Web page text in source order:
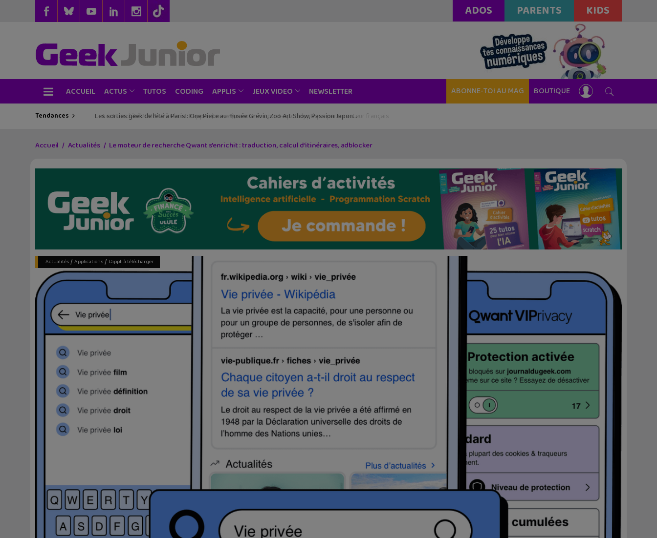
ADOS PARENTS KIDS
ACCUEIL ACTUS TUTOS CODING APPLIS JEUX VIDEO NEWSLETTER ABONNE-TOI AU MAG BOUTIQUE
Tendances Les sorties geek de l’été à Paris : One Piece au musée Grévin, Zoo Art Show, Passion Japon…
Accueil Actualités Le moteur de recherche Qwant s’enrichit : traduction, calcul d’itinéraires, adblocker
Actualités/ Applications/ L'appli à télécharger